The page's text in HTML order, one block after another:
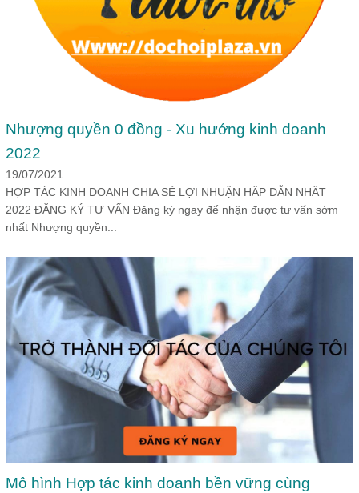
Nhượng quyền 0 đồng - Xu hướng kinh doanh
2022
19/07/2021
HỢP TÁC KINH DOANH CHIA SẺ LỢI NHUẬN HẤP DẪN NHẤT
2022 ĐĂNG KÝ TƯ VẤN Đăng ký ngay để nhận được tư vấn sớm
nhất Nhượng quyền...
Mô hình Hợp tác kinh doanh bền vững cùng